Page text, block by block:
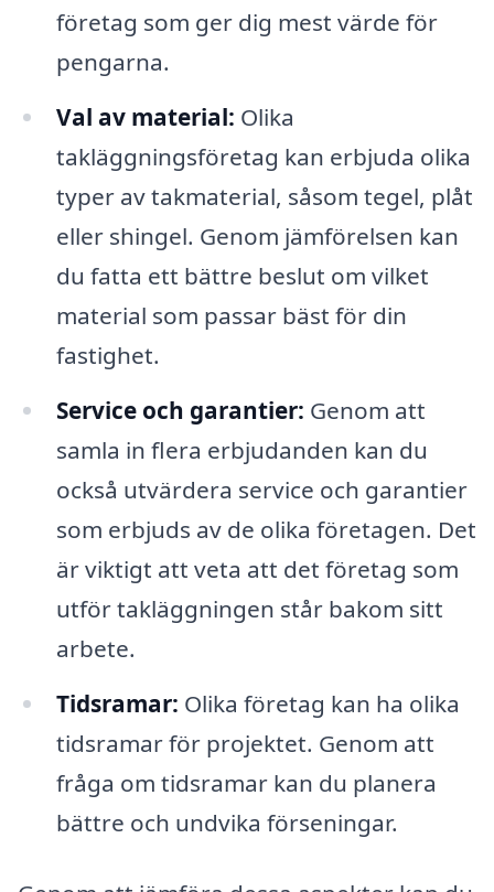
företag som ger dig mest värde för
pengarna.
Val av material: Olika
takläggningsföretag kan erbjuda olika
typer av takmaterial, såsom tegel, plåt
eller shingel. Genom jämförelsen kan
du fatta ett bättre beslut om vilket
material som passar bäst för din
fastighet.
Service och garantier: Genom att
samla in flera erbjudanden kan du
också utvärdera service och garantier
som erbjuds av de olika företagen. Det
är viktigt att veta att det företag som
utför takläggningen står bakom sitt
arbete.
Tidsramar: Olika företag kan ha olika
tidsramar för projektet. Genom att
fråga om tidsramar kan du planera
bättre och undvika förseningar.